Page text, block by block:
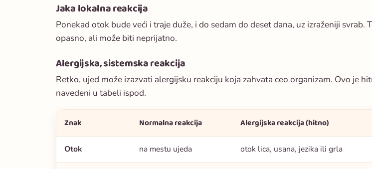
Jaka lokalna reakcija
Ponekad otok bude veći i traje duže, i do sedam do deset dana, uz izraženiji svrab.
opasno, ali može biti neprijatno.
Alergijska, sistemska reakcija
Retko, ujed može izazvati alergijsku reakciju koja zahvata ceo organizam. Ovo je
navedeni u tabeli ispod.
Znak Normalna reakcija Alergijska reakcija (hitno)
Otok na mestu ujeda otok lica, usana, jezika ili grla